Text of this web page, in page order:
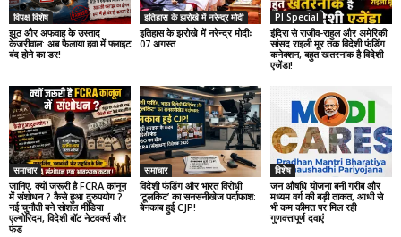
विपक्ष विशेष
झूठ और अफवाह के उस्ताद
केजरीवाल: अब फैलाया हवा में फ्लाइट
बंद होने का डर!
इतिहास के झरोखे में नरेन्द्र मोदी
इतिहास के झरोखे में नरेन्द्र मोदीः
07 अगस्त
PI Special
इंदिरा से राजीव-राहुल और अमेरिकी
सांसद राइली मूर तक विदेशी फंडिंग
कनेक्शन, बहुत खतरनाक है विदेशी
एजेंडा!
समाचार
जानिए, क्यों जरूरी है FCRA कानून
में संशोधन ? कैसे हुआ दुरुपयोग ?
नई चुनौती बने सोशल मीडिया
एल्गोरिदम, विदेशी बॉट नेटवर्क्स और
फंड
समाचार
विदेशी फंडिंग और भारत विरोधी
‘टूलकिट’ का सनसनीखेज पर्दाफाश:
बेनकाब हुई CJP!
विशेष
जन औषधि योजना बनी गरीब और
मध्यम वर्ग की बड़ी ताकत, आधी से
भी कम कीमत पर मिल रही
गुणवत्तापूर्ण दवाएं